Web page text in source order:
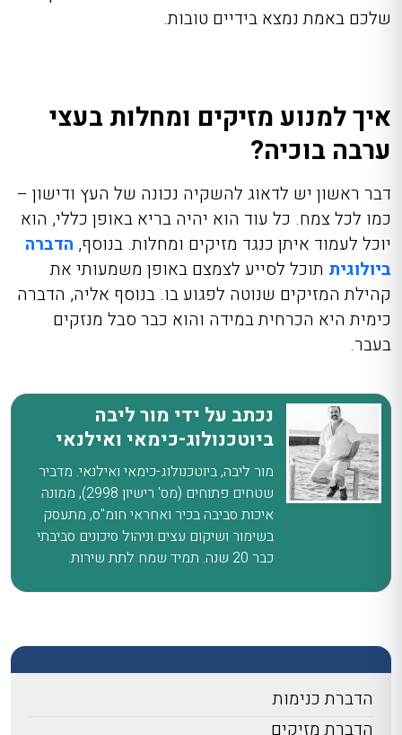
שלכם באמת נמצא בידיים טובות.
איך למנוע מזיקים ומחלות בעצי
ערבה בוכיה?
דבר ראשון יש לדאוג להשקיה נכונה של העץ ודישון –
כמו לכל צמח. כל עוד הוא יהיה בריא באופן כללי, הוא
יוכל לעמוד איתן כנגד מזיקים ומחלות. בנוסף, הדברה
ביולוגית תוכל לסייע לצמצם באופן משמעותי את
קהילת המזיקים שנוטה לפגוע בו. בנוסף אליה, הדברה
כימית היא הכרחית במידה והוא כבר סבל מנזקים
בעבר.
נכתב על ידי מור ליבה
ביוטכנולוג-כימאי ואילנאי
מור ליבה, ביוטכנולוג-כימאי ואילנאי. מדביר
שטחים פתוחים (מס' רישיון 2998), ממונה
איכות סביבה בכיר ואחראי חומ"ס, מתעסק
בשימור ושיקום עצים וניהול סיכונים סביבתי
כבר 20 שנה. תמיד שמח לתת שירות.
הדברת כנימות
הדברת מזיקים